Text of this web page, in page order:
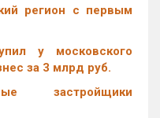
регион с первым
у московского
за 3 млрд руб.
застройщики